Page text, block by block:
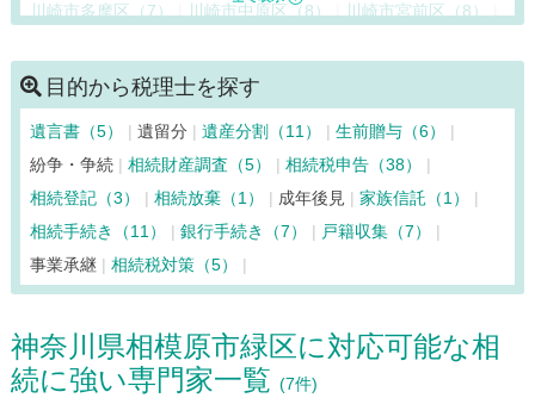
川崎市多摩区（7）
川崎市中原区（8）
川崎市宮前区（8）
相模原市南区（9）
寒川町（3）
茅ヶ崎市（3） 中井町（2） 二宮町（2） 箱根町（2）
秦野市（5）
葉山町（6） 平塚市（7） 藤沢市（5）
松田町（2）
真鶴町（2） 三浦市（6）
南足柄市（3）
山北町（2）
大和市（8） 湯河原町（2）
横須賀市（9）
横浜市青葉区（8）
横浜市旭区（6）
横浜市泉区（8）
横浜市磯子区（6）
横浜市神奈川区（11）
横浜市栄区（6） 横浜市瀬谷区（7） 横浜市都筑区（8）
横浜市鶴見区（8） 横浜市戸塚区（11）
目的から税理士を探す
遺言書（5） 遺留分 遺産分割（11）
生前贈与（6）
紛争・争続
相続財産調査（5）
相続税申告（38）
相続登記（3）
相続放棄（1） 成年後見
家族信託（1）
相続手続き（11）
銀行手続き（7）
戸籍収集（7）
事業承継
相続税対策（5）
神奈川県相模原市緑区に対応可能な相
続に強い専門家一覧 (7件)